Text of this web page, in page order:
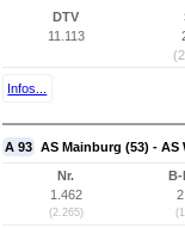
DTV
11.113
Infos...
A 93 AS Mainburg (53) - AS
Nr.
1.462
(2.265)